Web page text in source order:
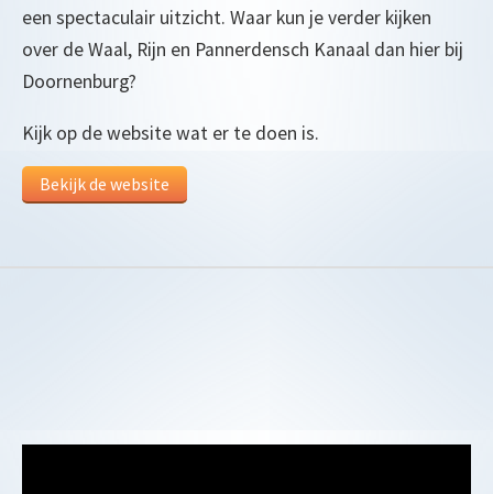
een spectaculair uitzicht. Waar kun je verder kijken
over de Waal, Rijn en Pannerdensch Kanaal dan hier bij
Doornenburg?
Kijk op de website wat er te doen is.
Bekijk de website